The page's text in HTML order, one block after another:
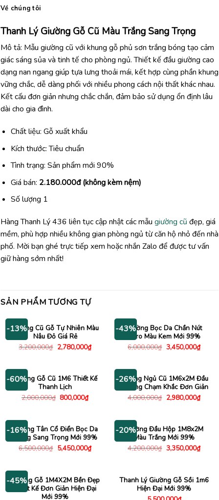
Về chúng tôi
Thanh Lý Giường Gỗ Cũ Màu Trắng Sang Trọng
Mô tả: Mẫu giường cũ với khung gỗ phủ sơn trắng bóng tạo cảm
giác sáng sủa và tinh tế cho phòng ngủ. Thiết kế đầu giường cao
dạng nan ngang giúp tựa lưng thoải mái, kết hợp cùng phần khung
vững chắc, dễ dàng phối với nhiều phong cách nội thất khác nhau.
Kết cấu đơn giản nhưng chắc chắn, đảm bảo sử dụng ổn định lâu
dài cho gia đình.
Chất liệu: Gỗ xuất khẩu
Kích thước: Tiêu chuẩn
Tình trạng: Sản phẩm mới 90%
Giá bán: 2.180.000đ (không kèm nệm)
Số lượng 1
Hàng Thanh Lý 436 liên tục cập nhật các mẫu giường cũ đẹp, giá
mềm, phù hợp nhiều không gian phòng ngủ từ căn hộ nhỏ đến nhà
phố. Mời bạn ghé trực tiếp xem hoặc nhắn Zalo để được tư vấn
giữ hàng sớm nhất!
SẢN PHẨM TƯƠNG TỰ
-13%
Giường Cũ Gỗ Tự Nhiên Màu
Nâu Đỏ Giá Rẻ
3,200,000₫ Giá
gốc
2,780,000₫Giá
hiện
2,780,000₫.
-43%Giường Bọc Da Chần Nút
Caro Màu Kem Mới 99%
6,000,000₫ Giá
gốc
3,450,000₫Giá
hiện
-60%
Giường Gỗ Cũ 1M6 Thiết Kế
Thanh Lịch
2,000,000₫ Giá
800,000₫Giá
hiện
800,000₫.
-26%
Giường Ngủ Cũ 1M6x2M Đầu
Giường Chạm Khắc Đơn Giản
4,000,000₫ Giá
gốc
2,980,000₫Giá
hiện
-16%
Giường Tân Cổ Điển Bọc Da
Trắng Sang Trọng Mới 99%
6,500,000₫ Giá
gốc
5,450,000₫Giá
hiện
-20%Giường Đầu Hộp 1M8x2M
Màu Trắng Mới 99%
4,200,000₫ Giá
gốc
3,350,000₫Giá
hiện
-45%
Giường Gỗ 1M4X2M Bền Đẹp
Thiết Kế Đơn Giản Hiện Đại
Mới 99%
Thanh Lý Giường Gỗ Sồi 1m6
Hiện Đại Mới 99%